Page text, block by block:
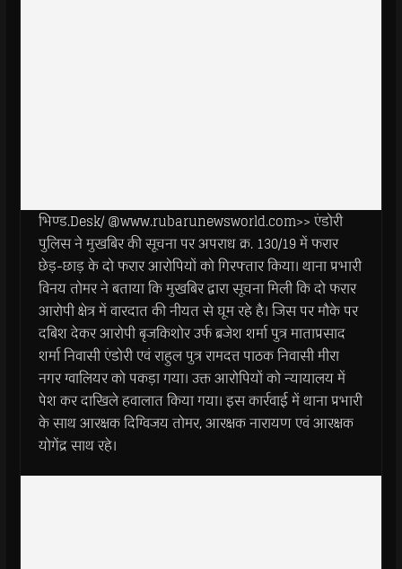
भिण्ड.Desk/ @www.rubarunewsworld.com>> एंडोरी
पुलिस ने मुखबिर की सूचना पर अपराध क्र. 130/19 में फरार
छेड़-छाड़ के दो फरार आरोपियों को गिरफ्तार किया। थाना प्रभारी
विनय तोमर ने बताया कि मुखबिर द्वारा सूचना मिली कि दो फरार
आरोपी क्षेत्र में वारदात की नीयत से घूम रहे है। जिस पर मौके पर
दबिश देकर आरोपी बृजकिशोर उर्फ ब्रजेश शर्मा पुत्र माताप्रसाद
शर्मा निवासी एंडोरी एवं राहुल पुत्र रामदत्त पाठक निवासी मीरा
नगर ग्वालियर को पकड़ा गया। उक्त आरोपियों को न्यायालय में
पेश कर दाखिले हवालात किया गया। इस कार्रवाई में थाना प्रभारी
के साथ आरक्षक दिग्विजय तोमर, आरक्षक नारायण एवं आरक्षक
योगेंद्र साथ रहे।